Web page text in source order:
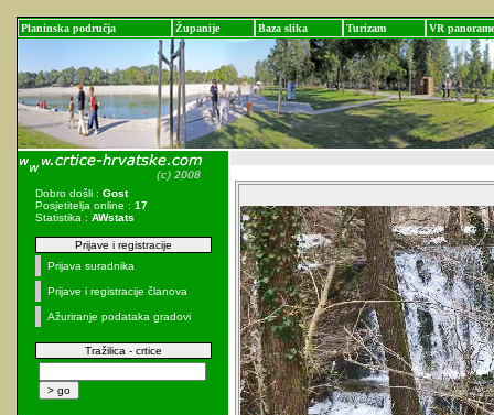
Planinska područja Županije Baza slika Turizam VR panorame
Dobro došli : Gost
Posjetitelja online : 17
Statistika : AWstats
Prijave i registracije
Prijava suradnika
Prijave i registracije članova
Ažuriranje podataka gradovi
Tražilica - crtice